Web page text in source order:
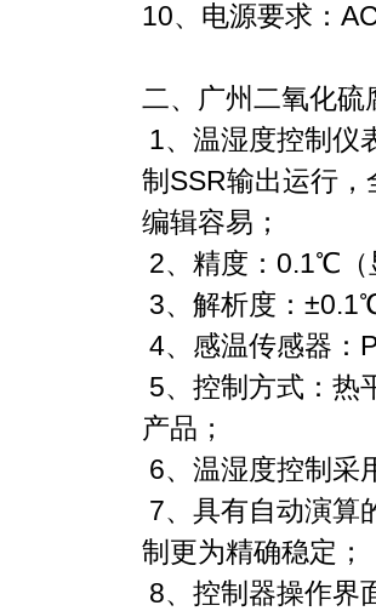
10、电源要求：
二、广州二氧化硫
1、温湿度控制仪
制SSR输出运行
编辑容易；
2、精度：0.1℃（
3、解析度：
4、感温传感器：
5、控制方式：热
产品；
6、温湿度控制采
7、具有自动演算
制更为精确稳定；
8、控制器操作界